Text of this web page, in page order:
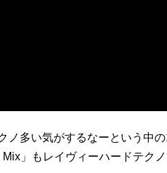
多い気がするなーという中の
」もレイヴィーハードテク